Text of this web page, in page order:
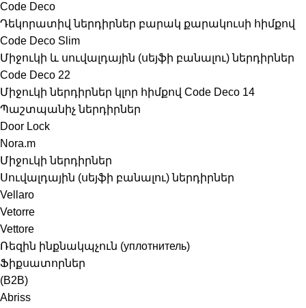
Code Deco
Դեկորատիվ ներդիրներ բարակ քարակուսի հիմքով
Code Deco Slim
Միջուկի և սուվալդային (սեյֆի բանալու) ներդիրներ
Code Deco 22
Միջուկի ներդիրներ կլոր հիմքով Code Deco 14
Պաշտպանիչ ներդիրներ
Door Lock
Nora.m
Միջուկի ներդիրներ
Սուվալդային (սեյֆի բանալու) ներդիրներ
Vellaro
Vetorre
Vettore
Ռեզին ինքնակպչուն (уплотнитель)
Ֆիքսատորներ
(B2B)
Abriss